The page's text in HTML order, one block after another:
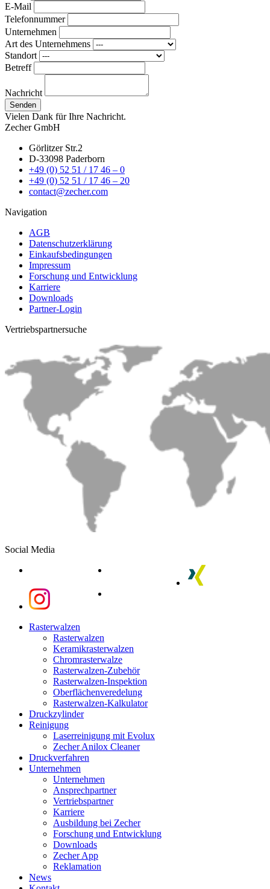
E-Mail
Telefonnummer
Unternehmen
Art des Unternehmens
Standort
Betreff
Nachricht
Senden
Vielen Dank für Ihre Nachricht.
Zecher GmbH
Görlitzer Str.2
D-33098 Paderborn
+49 (0) 52 51 / 17 46 – 0
+49 (0) 52 51 / 17 46 – 20
contact@zecher.com
Navigation
AGB
Datenschutzerklärung
Einkaufsbedingungen
Impressum
Forschung und Entwicklung
Karriere
Downloads
Partner-Login
Vertriebs­partnersuche
Social Media
xing
instagram
Close
Rasterwalzen
Rasterwalzen
Keramikrasterwalzen
Chromrasterwalze
Rasterwalzen-Zubehör
Rasterwalzen-Inspektion
Oberflächenveredelung
Rasterwalzen-Kalkulator
Druckzylinder
Reinigung
Laserreinigung mit Evolux
Zecher Anilox Cleaner
Druckverfahren
Unternehmen
Unternehmen
Ansprechpartner
Vertriebspartner
Karriere
Ausbildung bei Zecher
Forschung und Entwicklung
Downloads
Zecher App
Reklamation
News